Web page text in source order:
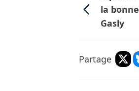
la
Gasly
Partage